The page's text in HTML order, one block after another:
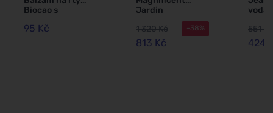
Biocao s
hyaluronovou
95 Kč
Jardin
parfémovaná
voda pro ženy
100 ml
1 320 Kč
813 Kč
-38%
voda
551 Kč
424